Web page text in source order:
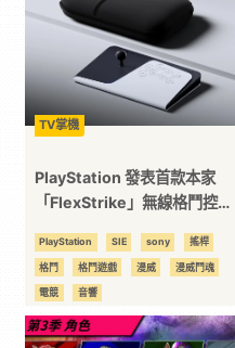
技
全
方
位
資
TV掌機
PlayStation 發表首款本家
「FlexStrike」無線格鬥控制
場
PlayStation SIE sony 搖桿
格鬥 格鬥遊戲 漫威 漫威鬥魂
電競 音響